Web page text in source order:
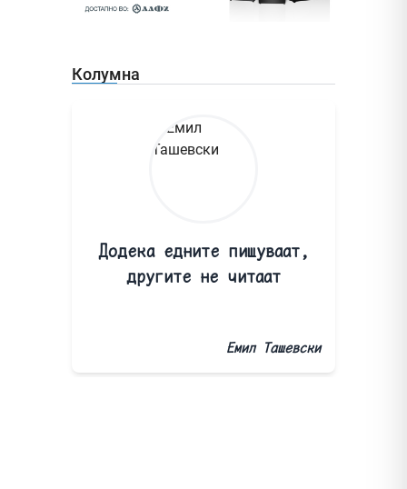
Колумна
Додека едните пишуваат,
другите не читаат
Емил Ташевски